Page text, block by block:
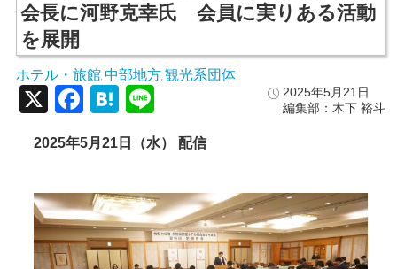
会長に河野克幸氏 会員に実りある活動
を展開
ホテル・旅館 中部地方 観光系団体
2025年5月21日
編集部：木下 裕斗
X Facebook
Hatena
2025年5月21日（水） 配信